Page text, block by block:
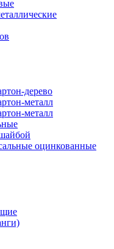
дерево
металл
металл
оцинкованные